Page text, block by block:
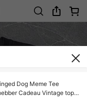
Dog Meme Tee
Cadeau Vintage tops